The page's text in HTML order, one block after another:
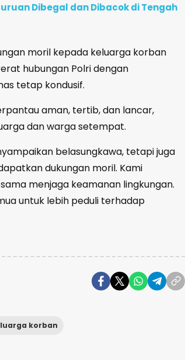
Dibegal dan Dibacok di Tengah
moril kepada keluarga korban
hubungan Polri dengan
tetap kondusif.
aman, tertib, dan lancar,
dan warga setempat.
belasungkawa, tetapi juga
dukungan moril. Kami
menjaga keamanan lingkungan.
untuk lebih peduli terhadap
korban